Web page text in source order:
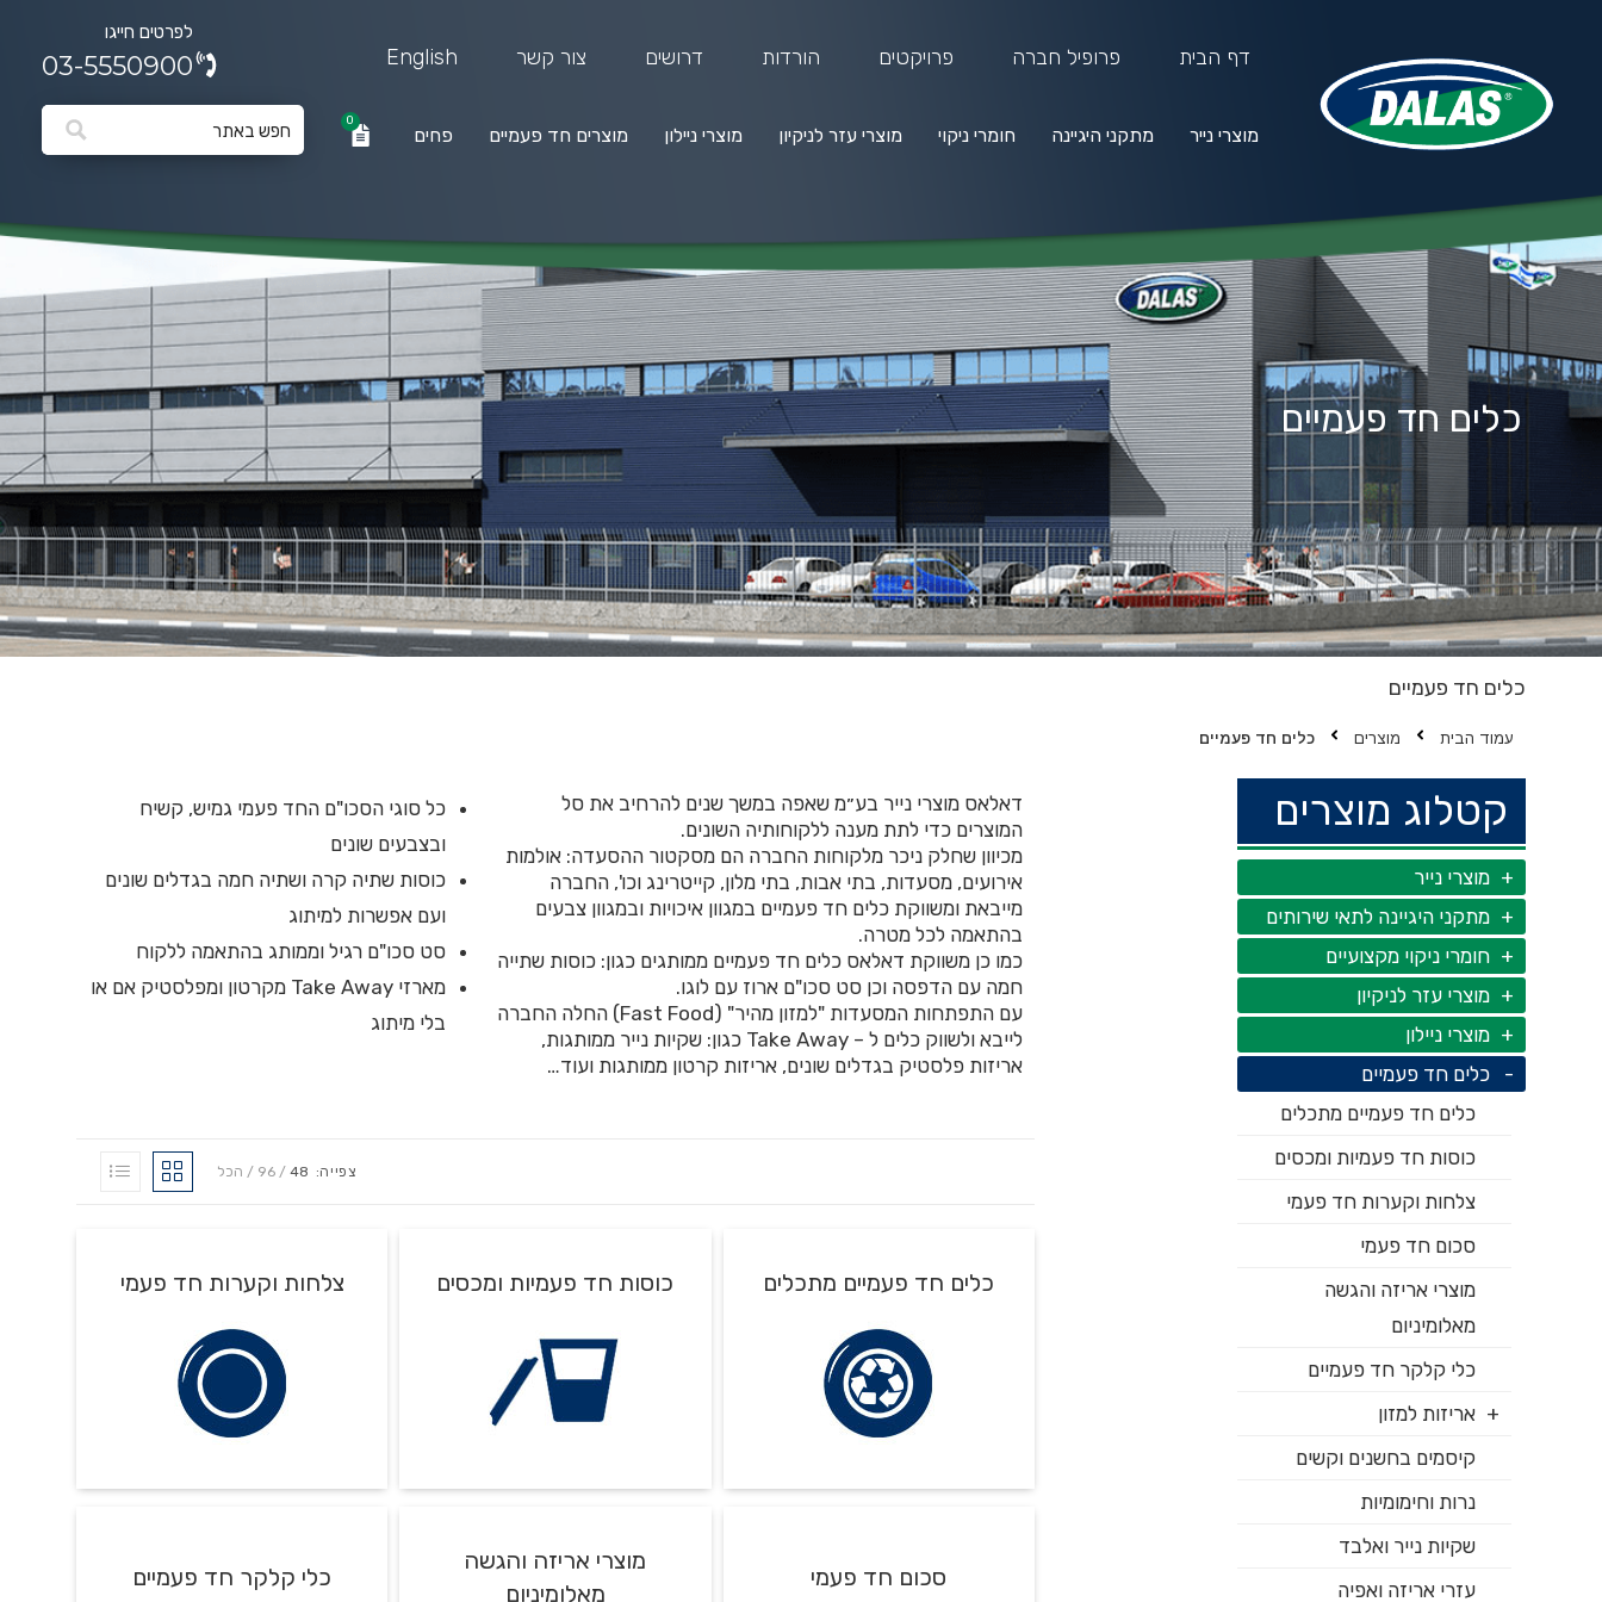
דף הבית פרופיל חברה פרויקטים הורדות דרושים צור קשר English
לפרטים חייגו
03-5550900
מוצרי נייר מתקני היגיינה חומרי ניקוי מוצרי עזר לניקיון מוצרי ניילון מוצרים חד פעמיים פחים
0
מוצרי נייר מתקני היגיינה חומרי ניקוי מוצרי עזר לניקיון מוצרי ניילון מוצרים חד פעמיים פחים
כלים חד פעמיים
כלים חד פעמיים
עמוד הבית מוצרים כלים חד פעמיים
קטלוג מוצרים
מוצרי נייר
מתקני היגיינה לתאי שירותים
חומרי ניקוי מקצועיים
מוצרי עזר לניקיון
מוצרי ניילון
כלים חד פעמיים
כלים חד פעמיים מתכלים
כוסות חד פעמיות ומכסים
צלחות וקערות חד פעמי
סכום חד פעמי
מוצרי אריזה והגשה
מאלומיניום
כלי קלקר חד פעמיים
אריזות למזון
קיסמים בחשנים וקשים
נרות וחימומיות
שקיות נייר ואלבד
עזרי אריזה ואפיה
דאלאס מוצרי נייר בע״מ שאפה במשך שנים להרחיב את סל
המוצרים כדי לתת מענה ללקוחותיה השונים.
מכיוון שחלק ניכר מלקוחות החברה הם מסקטור ההסעדה: אולמות
אירועים, מסעדות, בתי אבות, בתי מלון, קייטרינג וכו', החברה
מייבאת ומשווקת כלים חד פעמיים במגוון איכויות ובמגוון צבעים
בהתאמה לכל מטרה.
כמו כן משווקת דאלאס כלים חד פעמיים ממותגים כגון: כוסות שתייה
חמה עם הדפסה וכן סט סכו"ם ארוז עם לוגו.
עם התפתחות המסעדות "למזון מהיר" (Fast Food) החלה החברה
לייבא ולשווק כלים ל – Take Away כגון: שקיות נייר ממותגות,
אריזות פלסטיק בגדלים שונים, אריזות קרטון ממותגות ועוד…
כל סוגי הסכו"ם החד פעמי גמיש, קשיח
ובצבעים שונים
כוסות שתיה קרה ושתיה חמה בגדלים שונים
ועם אפשרות למיתוג
סט סכו"ם רגיל וממותג בהתאמה ללקוח
מארזי Take Away מקרטון ומפלסטיק אם או
בלי מיתוג
צפייה: 48
96 הכל
כלים חד פעמיים מתכלים כוסות חד פעמיות ומכסים צלחות וקערות חד פעמי
סכום חד פעמי
מוצרי אריזה והגשה
מאלומיניום
כלי קלקר חד פעמיים